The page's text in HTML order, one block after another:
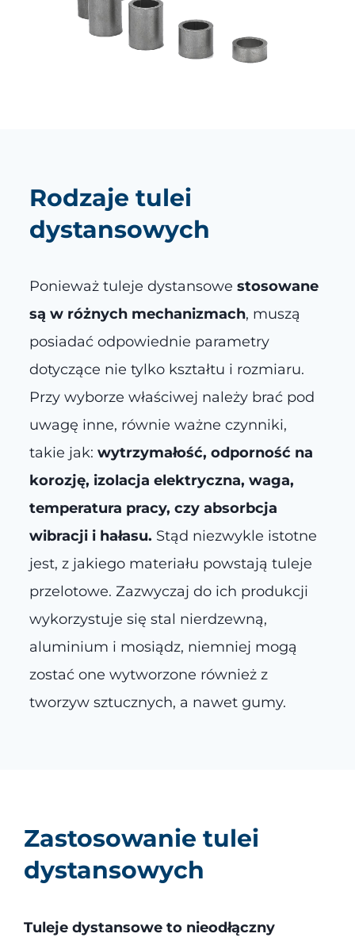
Rodzaje tulei
dystansowych
Ponieważ tuleje dystansowe stosowane
są w różnych mechanizmach, muszą
posiadać odpowiednie parametry
dotyczące nie tylko kształtu i rozmiaru.
Przy wyborze właściwej należy brać pod
uwagę inne, równie ważne czynniki,
takie jak: wytrzymałość, odporność na
korozję, izolacja elektryczna, waga,
temperatura pracy, czy absorbcja
wibracji i hałasu. Stąd niezwykle istotne
jest, z jakiego materiału powstają tuleje
przelotowe. Zazwyczaj do ich produkcji
wykorzystuje się stal nierdzewną,
aluminium i mosiądz, niemniej mogą
zostać one wytworzone również z
tworzyw sztucznych, a nawet gumy.
Zastosowanie tulei
dystansowych
Tuleje dystansowe to nieodłączny